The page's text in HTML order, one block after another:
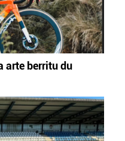
arte berritu du